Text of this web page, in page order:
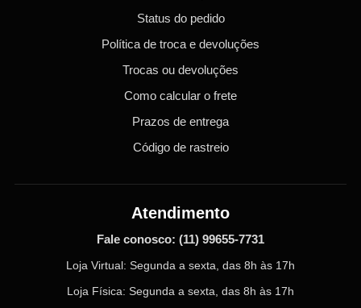
Status do pedido
Política de troca e devoluções
Trocas ou devoluções
Como calcular o frete
Prazos de entrega
Código de rastreio
Atendimento
Fale conosco: (11) 99655-7731
Loja Virtual: Segunda a sexta, das 8h às 17h
Loja Física: Segunda a sexta, das 8h às 17h